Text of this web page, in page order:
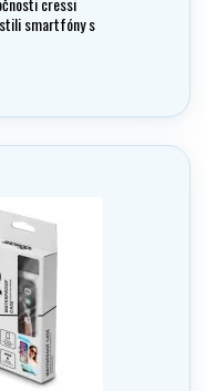
smartfóny s